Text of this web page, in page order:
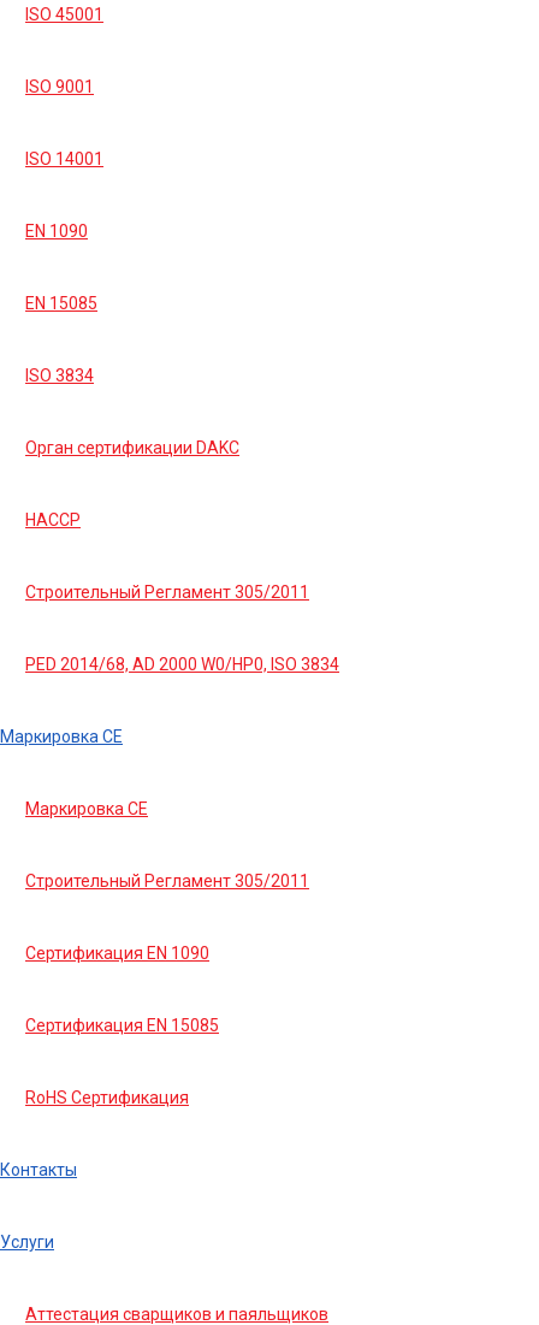
ISO 45001
ISO 9001
ISO 14001
EN 1090
EN 15085
ISO 3834
Орган сертификации DAKC
HACCP
Строительный Регламент 305/2011
PED 2014/68, AD 2000 W0/HP0, ISO 3834
Маркировка СЕ
Маркировка СЕ
Строительный Регламент 305/2011
Сертификация EN 1090
Сертификация EN 15085
RoHS Сертификация
Контакты
Услуги
Аттестация сварщиков и паяльщиков